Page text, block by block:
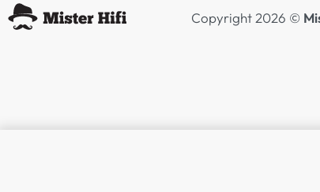
Copyright 2026 ©